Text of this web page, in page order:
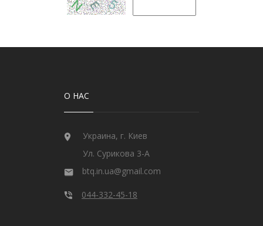
О НАС
Украина, г. Киев
Ул. Сурикова 3-А
btq.in.ua@gmail.com
044-332-45-18